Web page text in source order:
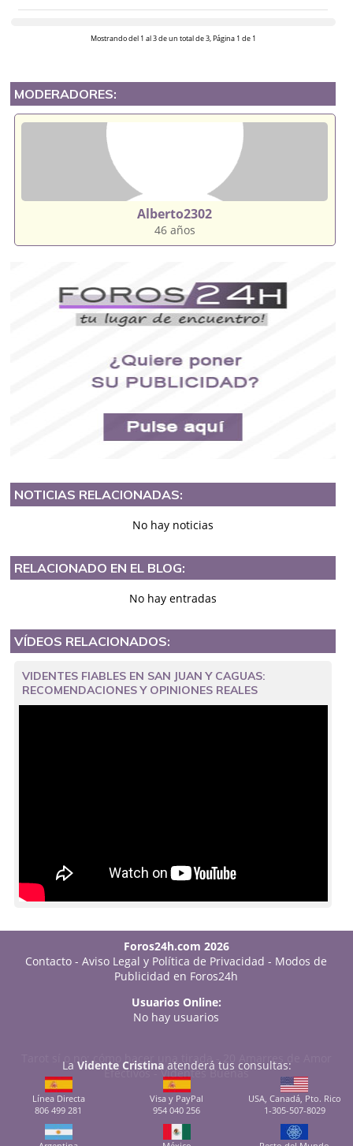
Mostrando del 1 al 3 de un total de 3, Página 1 de 1
MODERADORES:
Alberto2302
46 años
NOTICIAS RELACIONADAS:
No hay noticias
RELACIONADO EN EL BLOG:
No hay entradas
VÍDEOS RELACIONADOS:
VIDENTES FIABLES EN SAN JUAN Y CAGUAS:
RECOMENDACIONES Y OPINIONES REALES
Foros24h.com 2026
Contacto -Aviso Legal y Política de Privacidad - Modos de
Publicidad en Foros24h
Usuarios Online:
No hay usuarios
Tarot sí o no: cómo hacer una tirada-
20 Amarres de Amor
Efectivos-Videntes Buenas
La Vidente Cristinaatenderá tus consultas:
Línea Directa
806 499 281
Visa y PayPal
954 040 256
USA, Canadá, Pto. Rico
1-305-507-8029